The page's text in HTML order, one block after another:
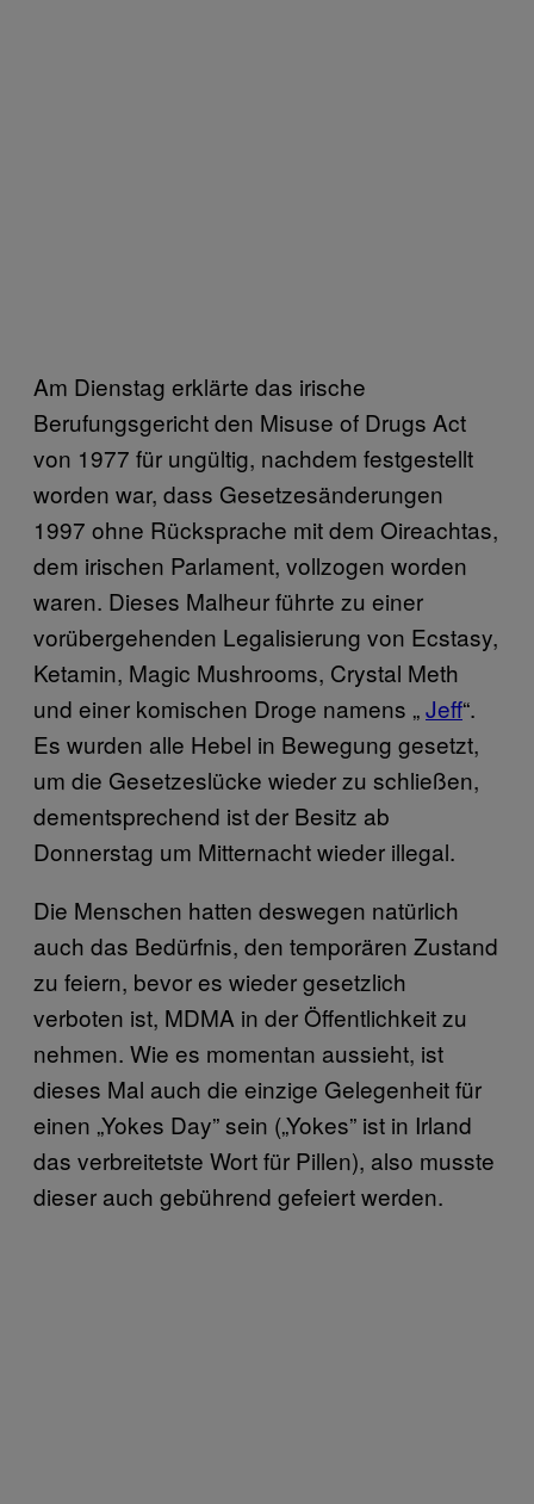
Am Dienstag erklärte das irische
Berufungsgericht den Misuse of Drugs Act
von 1977 für ungültig, nachdem festgestellt
worden war, dass Gesetzesänderungen
1997 ohne Rücksprache mit dem Oireachtas,
dem irischen Parlament, vollzogen worden
waren. Dieses Malheur führte zu einer
vorübergehenden Legalisierung von Ecstasy,
Ketamin, Magic Mushrooms, Crystal Meth
und einer komischen Droge namens „Jeff“.
Es wurden alle Hebel in Bewegung gesetzt,
um die Gesetzeslücke wieder zu schließen,
dementsprechend ist der Besitz ab
Donnerstag um Mitternacht wieder illegal.
Die Menschen hatten deswegen natürlich
auch das Bedürfnis, den temporären Zustand
zu feiern, bevor es wieder gesetzlich
verboten ist, MDMA in der Öffentlichkeit zu
nehmen. Wie es momentan aussieht, ist
dieses Mal auch die einzige Gelegenheit für
einen „Yokes Day” sein („Yokes” ist in Irland
das verbreitetste Wort für Pillen), also musste
dieser auch gebührend gefeiert werden.